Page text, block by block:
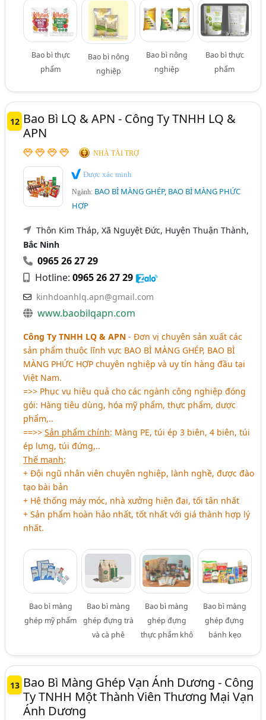
Bao bì thực
phẩm
Bao bì nông
nghiệp
Bao bì nông
nghiệp
Bao bì thực
phẩm
12 Bao Bì LQ & APN - Công Ty TNHH LQ &
APN
NHÀ TÀI TRỢ
Được xác minh
Ngành: BAO BÌ MÀNG GHÉP, BAO BÌ MÀNG PHỨC
HỢP
Thôn Kim Tháp, Xã Nguyệt Đức, Huyện Thuận Thành,
Bắc Ninh
0965 26 27 29
Hotline:0965 26 27 29
kinhdoanhlq.apn@gmail.com
www.baobilqapn.com
Công Ty TNHH LQ & APN - Đơn vị chuyên sản xuất các
sản phẩm thuộc lĩnh vực BAO BÌ MÀNG GHÉP, BAO BÌ
MÀNG PHỨC HỢP chuyên nghiệp và uy tín hàng đầu tại
Việt Nam.
=>> Phục vụ hiệu quả cho các ngành công nghiệp đóng
gói: Hàng tiêu dùng, hóa mỹ phẩm, thực phẩm, dược
phẩm,..
==>>Sản phẩm chính: Màng PE, túi ép 3 biên, 4 biên, túi
ép lưng, túi đứng,..
Thế mạnh:
+ Đội ngũ nhân viên chuyên nghiệp, lành nghề, được đào
tạo bài bản
+ Hệ thống máy móc, nhà xưởng hiện đại, tối tân nhất
+ Sản phẩm hoàn hảo nhất, tốt nhất với giá thành hợp lý
nhất.
Bao bì màng
ghép mỹ phẩm
Bao bì màng
ghép đựng trà
và cà phê
Bao bì màng
ghép đựng
thực phẩm khô
Bao bì màng
ghép đựng
bánh kẹo
13 Bao Bì Màng Ghép Vạn Ánh Dương - Công
Ty TNHH Một Thành Viên Thương Mại Vạn
Ánh Dương